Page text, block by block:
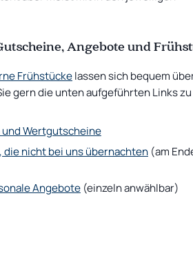
Angebote und
Frühstückelassen sich bequem
gern die unten aufgeführten Links
Wertgutscheine
nicht bei uns übernachten(am
Angebote(einzeln anwählbar)